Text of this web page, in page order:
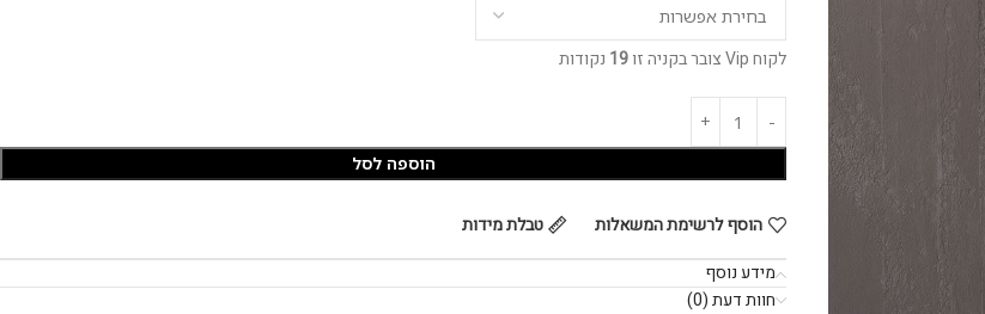
לקוח Vip צובר בקניה זו 19 נקודות
הוספה לסל
הוסף לרשימת המשאלות
טבלת מידות
מידע נוסף
חוות דעת (0)